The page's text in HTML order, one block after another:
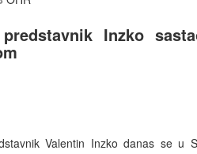
Inzko
Valentin Inzko danas se u